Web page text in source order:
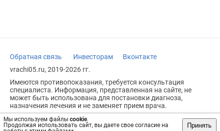
Мы используем файлы cookie.
Продолжая использовать сайт, вы даете свое согласие на
Принять
Обратная связь Инвесторам
Вконтакте
vrachi05.ru, 2019-2026 гг.
Имеются противопоказания, требуется консультация
специалиста. Информация, представленная на сайте, не
может быть использована для постановки диагноза,
назначения лечения и не заменяет прием врача.
Возрастное ограничение: 18+